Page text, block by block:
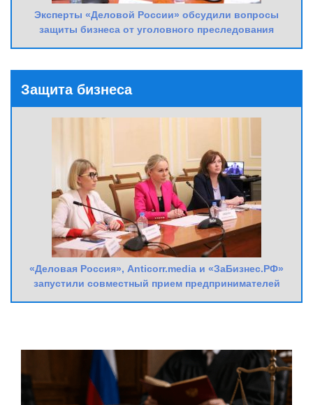
Эксперты «Деловой России» обсудили вопросы
защиты бизнеса от уголовного преследования
Защита бизнеса
«Деловая Россия», Anticorr.media и «ЗаБизнес.РФ»
запустили совместный прием предпринимателей